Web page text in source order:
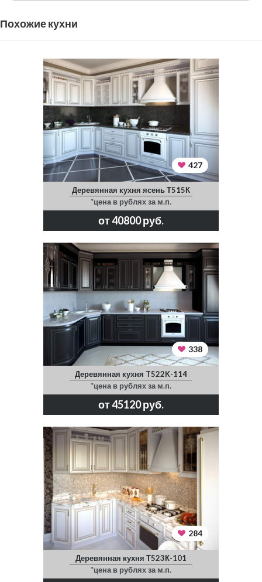
Похожие кухни
427
Деревянная кухня ясень Т515К
*цена в рублях за м.п.
от 40800 руб.
338
Деревянная кухня T522K-114
*цена в рублях за м.п.
от 45120 руб.
284
Деревянная кухня Т523К-101
*цена в рублях за м.п.